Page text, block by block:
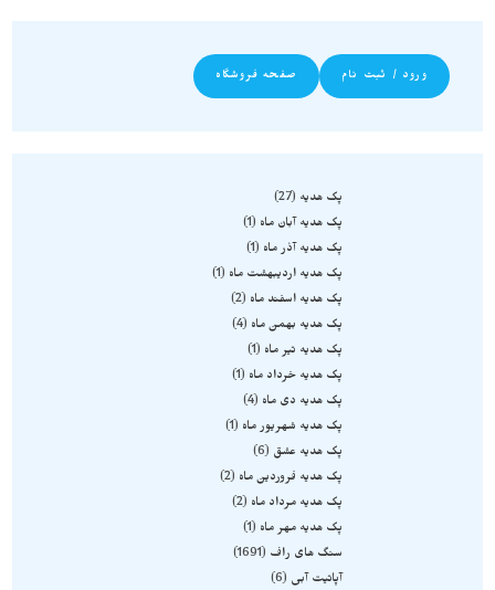
ورود / ثبت نام صفحه فروشگاه
پک هدیه
27
پک هدیه آبان ماه
1
پک هدیه آذر ماه
1
پک هدیه اردیبهشت ماه
1
پک هدیه اسفند ماه
2
پک هدیه بهمن ماه
4
پک هدیه تیر ماه
1
پک هدیه خرداد ماه
1
پک هدیه دی ماه
4
پک هدیه شهریور ماه
1
پک هدیه عشق
6
پک هدیه فروردین ماه
2
پک هدیه مرداد ماه
2
پک هدیه مهر ماه
1
سنگ های راف
1691
آپاتیت آبی
6